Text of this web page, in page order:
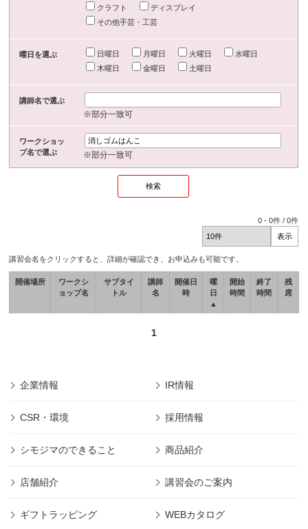
クラフト
ディスプレイ
その他手芸・工芸
曜日を選ぶ 日曜日 月曜日 火曜日
水曜日
木曜日
金曜日 土曜日
講師名で選ぶ
※部分一致可
ワークショッ
プ名で選ぶ
※部分一致可
0 -0件 /0件
講習会名をクリックすると、詳細が確認でき、お申込みも可能です。
開催場所
ワークシ
ョップ名
サブタイ
トル
講師
名
開催日
時
曜
日
▲
開始
時間
終了
時間
残
席
1
企業情報 IR情報
CSR・環境 採用情報
シモジマのできること 商品紹介
店舗紹介 講習会のご案内
ギフトラッピング WEBカタログ